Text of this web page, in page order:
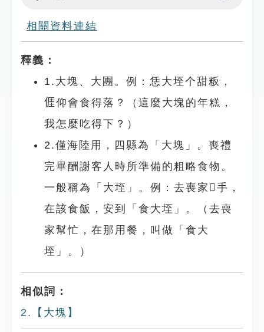
相關資料連結
釋義：
1.大塊、大團。例：恁大垤个甜粄，
𠊎仰會食得落？（這麼大塊的年糕，
我怎麼吃得下？）
2.僅海陸用，四縣為「大塊」。喪禮
完畢酬謝客人時所準備的粗略食物。
一般稱為「大垤」。例：去喪家𢯭手，
在該食飯，安到「食大垤」。（去喪
家幫忙，在那用餐，叫做「食大
垤」。）
相似詞：
2.【大塊】